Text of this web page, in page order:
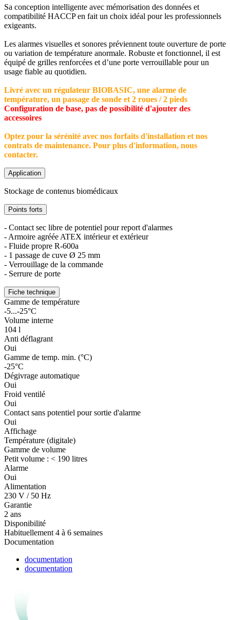
Sa conception intelligente avec mémorisation des données et
compatibilité HACCP en fait un choix idéal pour les professionnels
exigeants.
Les alarmes visuelles et sonores préviennent toute ouverture de porte
ou variation de température anormale. Robuste et fonctionnel, il est
équipé de grilles renforcées et d’une porte verrouillable pour un
usage fiable au quotidien.
Livré avec un régulateur BIOBASIC, une alarme de
température, un passage de sonde et 2 roues / 2 pieds
Configuration de base, pas de possibilité d'ajouter des
accessoires
Optez pour la sérénité avec nos forfaits d'installation et nos
contrats de maintenance. Pour plus d'information, nous
contacter.
Application
Stockage de contenus biomédicaux
Points forts
- Contact sec libre de potentiel pour report d'alarmes
- Armoire agréée ATEX intérieur et extérieur
- Fluide propre R-600a
- 1 passage de cuve Ø 25 mm
- Verrouillage de la commande
- Serrure de porte
Fiche technique
Gamme de température
-5...-25°C
Volume interne
104 l
Anti déflagrant
Oui
Gamme de temp. min. (°C)
-25°C
Dégivrage automatique
Oui
Froid ventilé
Oui
Contact sans potentiel pour sortie d'alarme
Oui
Affichage
Température (digitale)
Gamme de volume
Petit volume : < 190 litres
Alarme
Oui
Alimentation
230 V / 50 Hz
Garantie
2 ans
Disponibilité
Habituellement 4 à 6 semaines
Documentation
documentation
documentation